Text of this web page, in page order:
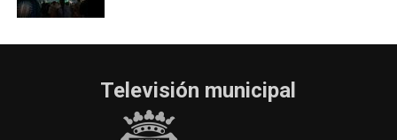
Televisión municipal